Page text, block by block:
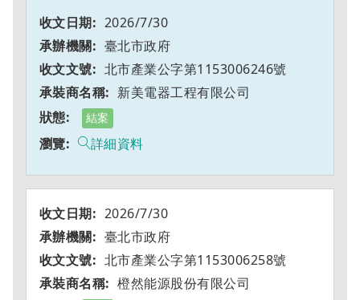
2026/7/30
臺北市政府
北市產業公字第1153006246號
新美電器工程有限公司
結案
詳細資料
2026/7/30
臺北市政府
北市產業公字第1153006258號
橙然能源股份有限公司